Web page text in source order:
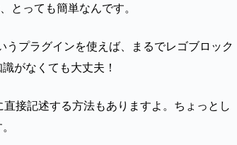
とっても簡単なんです。
プラグインを使えば、まるでレゴブロック
がなくても大丈夫！
接記述する方法もありますよ。ちょっとし